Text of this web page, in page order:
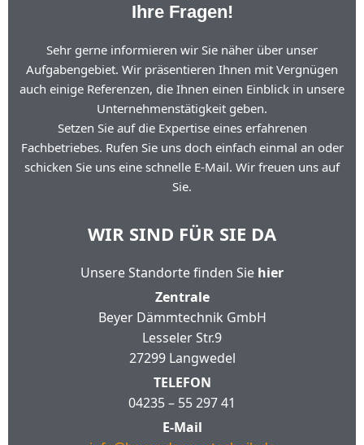
Ihre Fragen!
Sehr gerne informieren wir Sie näher über unser
Aufgabengebiet. Wir präsentieren Ihnen mit Vergnügen
auch einige Referenzen, die Ihnen einen Einblick in unsere
Unternehmenstätigkeit geben.
Setzen Sie auf die Expertise eines erfahrenen
Fachbetriebes. Rufen Sie uns doch einfach einmal an oder
schicken Sie uns eine schnelle E-Mail. Wir freuen uns auf
Sie.
WIR SIND FÜR SIE DA
Unsere Standorte finden Sie hier
Zentrale
Beyer Dämmtechnik GmbH
Lesseler Str.9
27299 Langwedel
TELEFON
04235 – 55 297 41
E-Mail